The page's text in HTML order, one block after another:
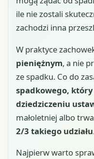
ile nie zostali
zachodzi inna
W praktyce
pieniężnym, a nie
ze spadku. Co do
spadkowego,
dziedziczeniu
małoletniej albo
2/3 takiego udziału
Najpierw warto